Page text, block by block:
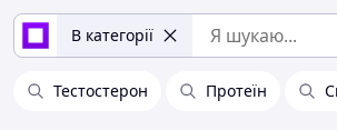
В категорії
Тестостерон Протеїн